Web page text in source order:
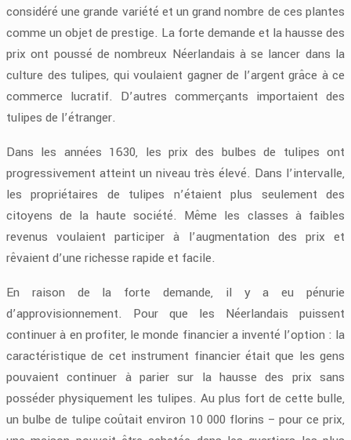
considéré une grande variété et un grand nombre de ces plantes
comme un objet de prestige. La forte demande et la hausse des
prix ont poussé de nombreux Néerlandais à se lancer dans la
culture des tulipes, qui voulaient gagner de l’argent grâce à ce
commerce lucratif. D’autres commerçants importaient des
tulipes de l’étranger.
Dans les années 1630, les prix des bulbes de tulipes ont
progressivement atteint un niveau très élevé. Dans l’intervalle,
les propriétaires de tulipes n’étaient plus seulement des
citoyens de la haute société. Même les classes à faibles
revenus voulaient participer à l’augmentation des prix et
rêvaient d’une richesse rapide et facile.
En raison de la forte demande, il y a eu pénurie
d’approvisionnement. Pour que les Néerlandais puissent
continuer à en profiter, le monde financier a inventé l’option : la
caractéristique de cet instrument financier était que les gens
pouvaient continuer à parier sur la hausse des prix sans
posséder physiquement les tulipes. Au plus fort de cette bulle,
un bulbe de tulipe coûtait environ 10 000 florins – pour ce prix,